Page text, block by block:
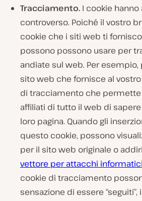
Tracciamento. I cookie
controverso. Poiché il vostro
cookie che i siti web ti
possono possono usare per
andiate sul web. Per
sito web che fornisce al
di tracciamento che permette
affiliati di tutto il web di
loro pagina. Quando gli
questo cookie, possono
per il sito web originale o
vettore per attacchi informatici
cookie di tracciamento
sensazione di essere